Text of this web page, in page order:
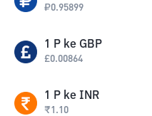
₽0.95899
1 P ke GBP
£0.00864
1 P ke INR
₹1.10